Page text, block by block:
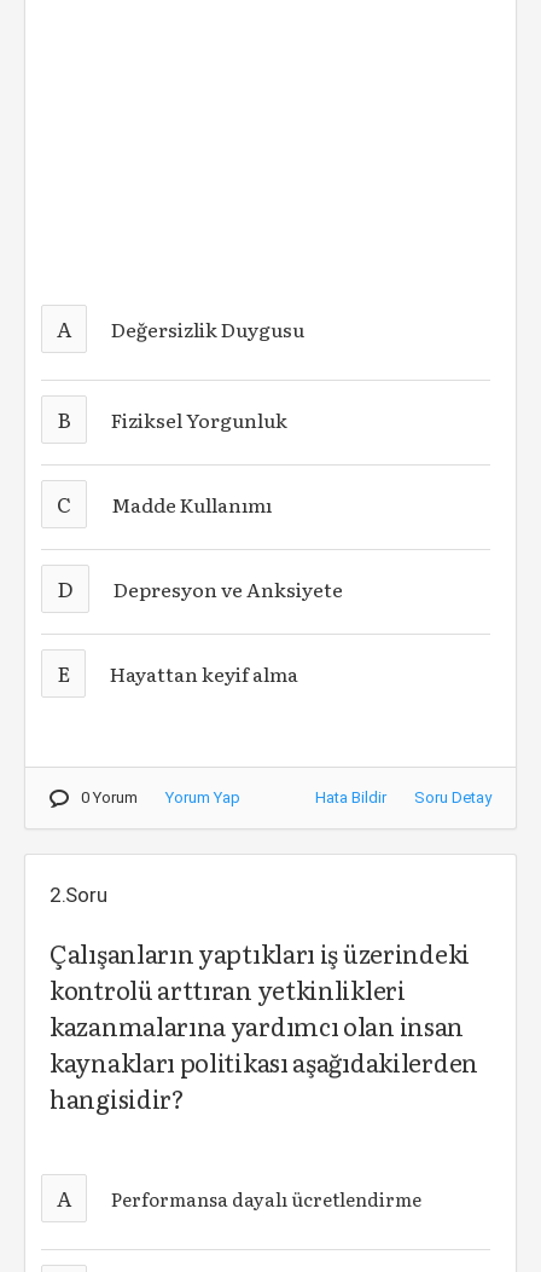
A Değersizlik Duygusu
B Fiziksel Yorgunluk
C Madde Kullanımı
D Depresyon ve Anksiyete
E Hayattan keyif alma
0 Yorum Yorum Yap Hata Bildir Soru Detay
2.Soru
Çalışanların yaptıkları iş üzerindeki
kontrolü arttıran yetkinlikleri
kazanmalarına yardımcı olan insan
kaynakları politikası aşağıdakilerden
hangisidir?
A Performansa dayalı ücretlendirme